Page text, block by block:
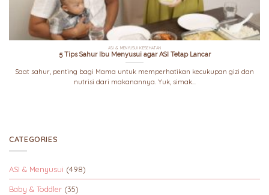
ASI & MENYUSUI KESEHATAN
5 Tips Sahur Ibu Menyusui agar ASI Tetap Lancar
Saat sahur, penting bagi Mama untuk memperhatikan kecukupan gizi dan
nutrisi dari makanannya. Yuk, simak...
CATEGORIES
ASI & Menyusui (498)
Baby & Toddler (35)